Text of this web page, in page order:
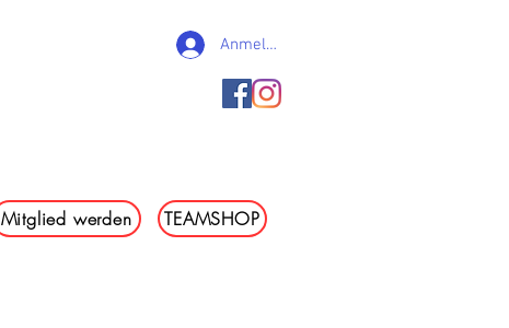
Anmelden
Mitglied werden TEAMSHOP